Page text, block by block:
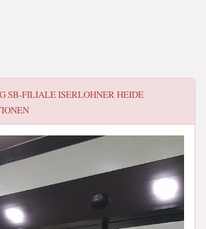
SB-FILIALE ISERLOHNER HEIDE